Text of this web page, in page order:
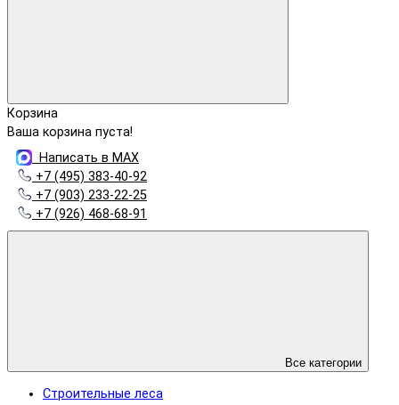
Корзина
Ваша корзина пуста!
Написать в MAX
+7 (495) 383-40-92
+7 (903) 233-22-25
+7 (926) 468-68-91
Все категории
Строительные леса